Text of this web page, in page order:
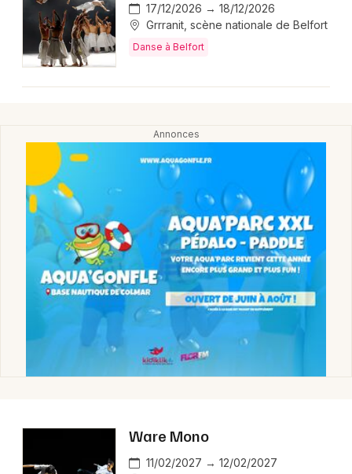
Spectacles
Concerts
Sports
Sorties famille
Expos
Sorties & loisirs
Danse dans le Territoire de Belfort
Danse en Franche-Comté
Danse en Bourgogne-Franche-Comté
Nantes
Nice
Paris
Toulouse
Toutes les villes
17/12/2026 → 18/12/2026
Grrranit, scène nationale de Belfort
Danse à Belfort
Ware Mono
11/02/2027 → 12/02/2027